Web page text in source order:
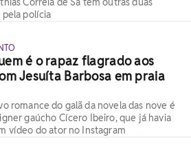
pela polícia
é o rapaz flagrado aos
Jesuíta Barbosa em praia
romance do galã da novela das nove é
gaúcho Cícero Ibeiro, que já havia
vídeo do ator no Instagram